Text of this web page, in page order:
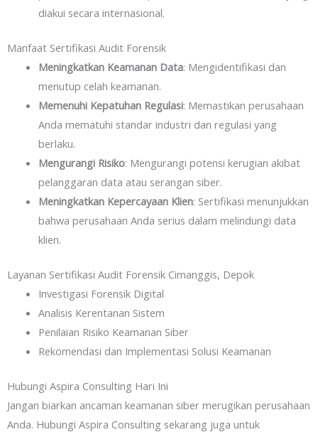
diakui secara internasional.
Manfaat Sertifikasi Audit Forensik
Meningkatkan Keamanan Data: Mengidentifikasi dan
menutup celah keamanan.
Memenuhi Kepatuhan Regulasi: Memastikan perusahaan
Anda mematuhi standar industri dan regulasi yang
berlaku.
Mengurangi Risiko: Mengurangi potensi kerugian akibat
pelanggaran data atau serangan siber.
Meningkatkan Kepercayaan Klien: Sertifikasi menunjukkan
bahwa perusahaan Anda serius dalam melindungi data
klien.
Layanan Sertifikasi Audit Forensik Cimanggis, Depok
Investigasi Forensik Digital
Analisis Kerentanan Sistem
Penilaian Risiko Keamanan Siber
Rekomendasi dan Implementasi Solusi Keamanan
Hubungi Aspira Consulting Hari Ini
Jangan biarkan ancaman keamanan siber merugikan perusahaan
Anda. Hubungi Aspira Consulting sekarang juga untuk